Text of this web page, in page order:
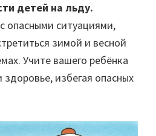
детей на льду.
опасными ситуациями,
зимой и весной
Учите вашего ребёнка
избегая опасных